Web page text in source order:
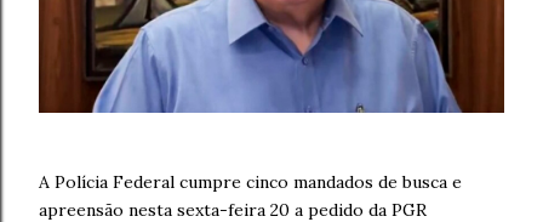
A Polícia Federal cumpre cinco mandados de busca e
apreensão nesta sexta-feira 20 a pedido da PGR